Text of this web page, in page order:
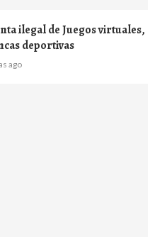
ilegal de Juegos virtuales,
deportivas
ago